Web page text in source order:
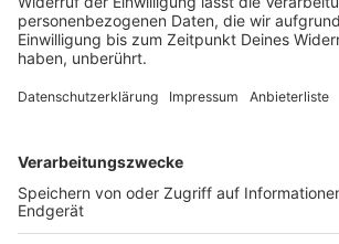
Tipp parat, der bei einem echten
soll.
Preisvergleichsmaschinen bei
Übersichten für alle Produkte. Es ist
Zweites zu starten.“
Anzeige